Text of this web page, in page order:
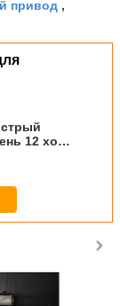
привод ,
12 ход